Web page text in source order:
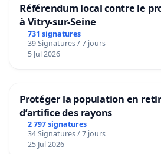
Référendum local contre le
à Vitry-sur-Seine
731 signatures
39 Signatures / 7 jours
5 Jul 2026
Protéger la population en
d’artifice des rayons
2 797 signatures
34 Signatures / 7 jours
25 Jul 2026